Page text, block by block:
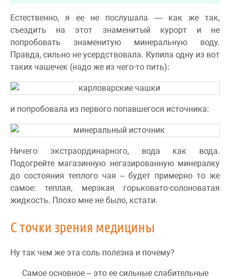
Естественно, я ее не послушала — как же так,
съездить на этот знаменитый курорт и не
попробовать знаменитую минеральную воду.
Правда, сильно не усердствовала. Купила одну из вот
таких чашечек (надо же из чего-то пить):
и попробовала из первого попавшегося источника:
Ничего экстраординарного, вода как вода.
Подогрейте магазинную негазированную минералку
до состояния теплого чая – будет примерно то же
самое: теплая, мерзкая горьковато-солоноватая
жидкость. Плохо мне не было, кстати.
С точки зрения медицины
Ну так чем же эта соль полезна и почему?
Самое основное – это ее сильные слабительные